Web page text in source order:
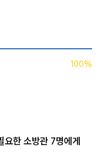
100%
한 소방관 7명에게